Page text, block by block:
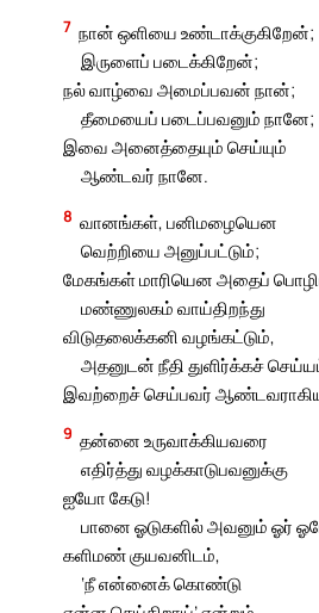
7 நான் ஒளியை உண்டாக்குகிறேன்;
இருளைப் படைக்கிறேன்;
நல் வாழ்வை அமைப்பவன் நான்;
தீமையைப் படைப்பவனும் நானே;
இவை அனைத்தையும் செய்யும்
ஆண்டவர் நானே.
8 வானங்கள், பனிமழையென
வெற்றியை அனுப்பட்டும்;
மேகங்கள் மாரியென அதைப்
மண்ணுலகம் வாய்திறந்து
விடுதலைக்கனி வழங்கட்டும்,
அதனுடன் நீதி துளிர்க்கச்
இவற்றைச் செய்பவர்
9 தன்னை உருவாக்கியவரை
எதிர்த்து வழக்காடுபவனுக்கு
ஐயோ கேடு!
பானை ஓடுகளில் அவனும் ஓர்
களிமண் குயவனிடம்,
‘நீ என்னைக் கொண்டு